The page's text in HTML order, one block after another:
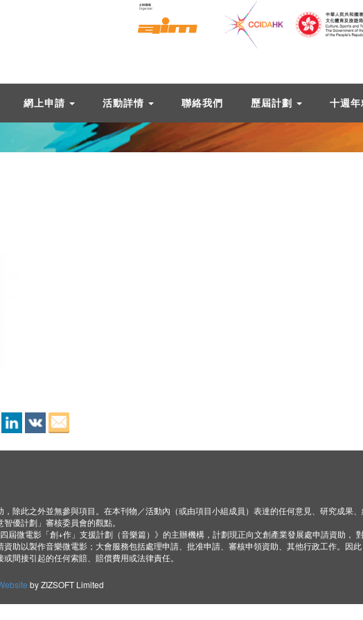
網上申請 活動詳情 聯絡我們 歷屆計劃 十週
除此之外並無參與項目。在本刊物／活動內（或由項目小組成員）表達的任何意見、研究成果
優計劃」審核委員會的觀點。
屆微電影「創+作」支援計劃（音樂篇）》的主辦機構，計劃現正向文創產業發展處申請資助，
助以製作音樂微電影；大會服務包括處理申請、批准申請、審核申領資助、其他行政工作。因
間接引起的任何索賠、賠償費用或法律責任。
by ZIZSOFT Limited